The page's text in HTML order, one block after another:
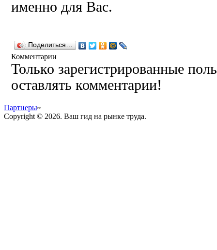
именно для Вас.
Поделиться…
Комментарии
Только зарегистрированные
оставлять комментарии!
Партнеры
Copyright © 2026. Ваш гид на рынке труда.